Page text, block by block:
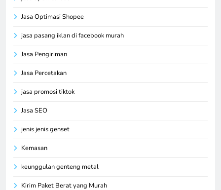
Jasa Optimasi Shopee
jasa pasang iklan di facebook murah
Jasa Pengiriman
Jasa Percetakan
jasa promosi tiktok
Jasa SEO
jenis jenis genset
Kemasan
keunggulan genteng metal
Kirim Paket Berat yang Murah